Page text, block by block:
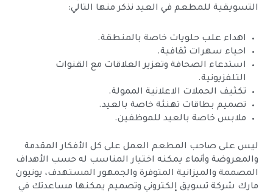
التسويقية للمطعم في العيد نذكر منها التالي:
اهداء علب حلويات خاصة بالمنطقة.
احياء سهرات ثقافية.
استدعاء الصحافة وتعزير العلاقات مع القنوات
التلفزيونية.
تكثيف الحملات الاعلانية الممولة.
تصميم بطاقات تهنئة خاصة بالعيد.
ملابس خاصة بالعيد للموظفين.
ليس على صاحب المطعم العمل على كل الأفكار المقدمة
والمعروضة وأنماء يمكنه اختيار المناسب له حسب الأهداف
المصممة والميزانية المتوفرة والجمهور المستهدف، يونيون
مارك شركة تسويق إلكتروني وتصميم يمكنها مساعدتك في